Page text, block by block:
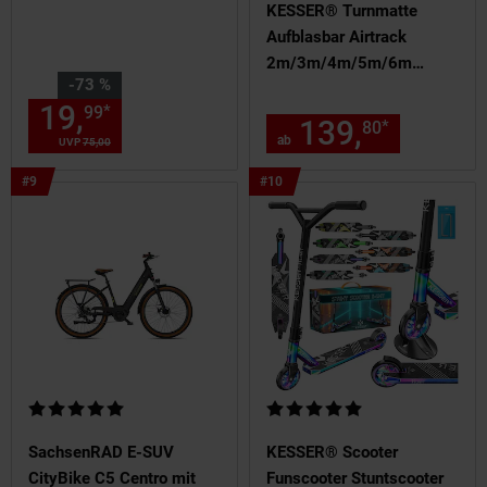
-73 %
Sie Sparen 73 Prozent,
UVP75,00
19,99* Aktueller Preis: 19,99
KESSER® Turnmatte
Aufblasbar Airtrack
2m/3m/4m/5m/6m
Gymnastikmatte | inkl.
Tragetasche & elektr.
Luftpumpe | Yogamatte,
Tumbling Matten,
Trainingsmatte, Turn- &
Fitness
ab 139,80*
SachsenRAD E-SUV
CityBike C5 Centro mit
Kundenbewertung: 5 von 5 Sternen
#9 Bestseller
Artikel
KESSER® Scooter
Funscooter Stuntscooter
Kundenbewertung: 5 von 5
#10 Bestseller
Artikel
Position
10